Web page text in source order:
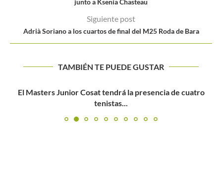
junto a Ksenia Chasteau
Siguiente post
Adrià Soriano a los cuartos de final del M25 Roda de Bara
TAMBIÉN TE PUEDE GUSTAR
El Masters Junior Cosat tendrá la presencia de cuatro
tenistas...